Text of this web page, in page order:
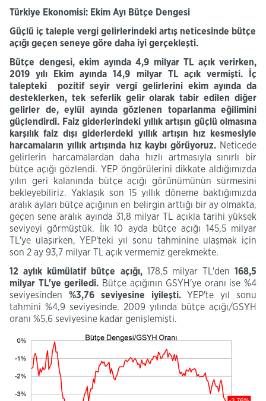
Türkiye Ekonomisi: Ekim Ayı Bütçe Dengesi
Güçlü iç taleple vergi gelirlerindeki artış neticesinde bütçe
açığı geçen seneye göre daha iyi gerçekleşti.
Bütçe dengesi, ekim ayında 4,9 milyar TL açık verirken,
2019 yılı Ekim ayında 14,9 milyar TL açık vermişti. İç
talepteki
pozitif seyir vergi gelirlerini ekim ayında da
desteklerken, tek seferlik gelir olarak tabir edilen diğer
gelirler de, eylül ayında gözlenen toparlanma eğilimini
güçlendirdi. Faiz giderlerindeki yıllık artışın güçlü olmasına
karşılık faiz dışı giderlerdeki yıllık artışın hız kesmesiyle
harcamaların yıllık artışında hız kaybı görüyoruz. Neticede
gelirlerin harcamalardan daha hızlı artmasıyla sınırlı bir
bütçe açığı gözlendi. YEP öngörülerini dikkate aldığımızda
yılın geri kalanında bütçe açığı görünümünün sürmesini
bekleyebiliriz. Yaklaşık son 15 yıllık döneme baktığımızda
aralık ayları bütçe açığının en belirgin arttığı bir ay olmakta,
geçen sene aralık ayında 31,8 milyar TL açıkla tarihi yüksek
seviyeyi görmüştük. İlk 10 ayda bütçe açığı 145,5 milyar
TL'ye ulaşırken, YEP'teki yıl sonu tahminine ulaşmak için
son 2 ay 93,7 milyar TL açık vermemiz gerekmekte.
12aylık kümülatif bütçe açığı, 178,5 milyar TL'den 168,5
milyar TL'yegeriledi. Bütçe açığının GSYH'ye oranı ise %4
seviyesinden %3,76 seviyesine iyileşti.YEP'te yıl sonu
tahmini %4,9 seviyesinde. 2009 yılında bütçe açığı/GSYH
oranı %5,6 seviyesine kadar genişlemişti.